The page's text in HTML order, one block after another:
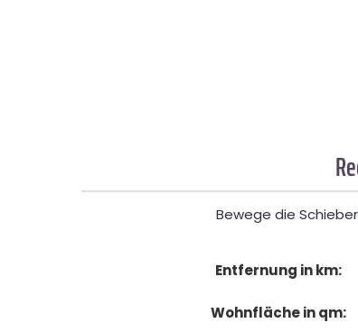
Bewege die
Entfernung in km:
Wohnfläche in qm: